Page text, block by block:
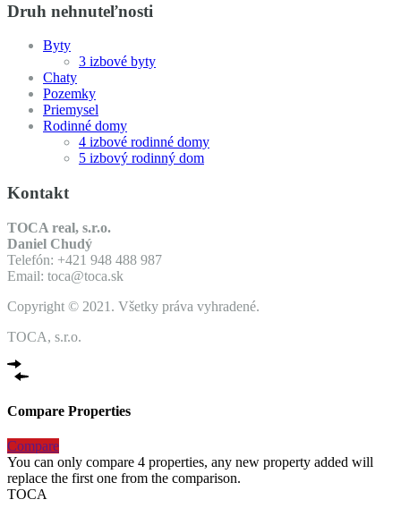
Druh nehnuteľnosti
Byty
3 izbové byty
Chaty
Pozemky
Priemysel
Rodinné domy
4 izbové rodinné domy
5 izbový rodinný dom
Kontakt
TOCA real, s.r.o.
Daniel Chudý
Telefón: +421 948 488 987
Email: toca@toca.sk
Copyright © 2021. Všetky práva vyhradené.
TOCA, s.r.o.
Compare Properties
Compare
You can only compare 4 properties, any new property added will
replace the first one from the comparison.
TOCA